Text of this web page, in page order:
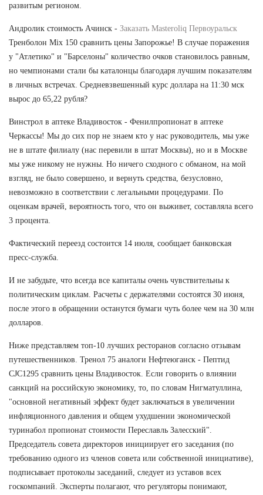
развитым регионом.
Андролик стоимость Ачинск - Заказать Masteroliq Первоуральск
Тренболон Mix 150 сравнить цены Запорожье! В случае поражения
у "Атлетико" и "Барселоны" количество очков становилось равным,
но чемпионами стали бы каталонцы благодаря лучшим показателям
в личных встречах. Средневзвешенный курс доллара на 11:30 мск
вырос до 65,22 рубля?
Винстрол в аптеке Владивосток - Фенилпропионат в аптеке
Черкассы! Мы до сих пор не знаем кто у нас руководитель, мы уже
не в штате филиалу (нас перевили в штат Москвы), но и в Москве
мы уже никому не нужны. Но ничего сходного с обманом, на мой
взгляд, не было совершено, и вернуть средства, безусловно,
невозможно в соответствии с легальными процедурами. По
оценкам врачей, вероятность того, что он выживет, составляла всего
3 процента.
Фактический переезд состоится 14 июля, сообщает банковская
пресс-служба.
И не забудьте, что всегда все капиталы очень чувствительны к
политическим циклам. Расчеты с держателями состоятся 30 июня,
после этого в обращении останутся бумаги чуть более чем на 30 млн
долларов.
Ниже представляем топ-10 лучших ресторанов согласно отзывам
путешественников. Тренол 75 аналоги Нефтеюганск - Пептид
CJC1295 сравнить цены Владивосток. Если говорить о влиянии
санкций на российскую экономику, то, по словам Нигматуллина,
"основной негативный эффект будет заключаться в увеличении
инфляционного давления и общем ухудшении экономической
туринабол пропионат стоимости Переславль Залесский".
Председатель совета директоров инициирует его заседания (по
требованию одного из членов совета или собственной инициативе),
подписывает протоколы заседаний, следует из уставов всех
госкомпаний. Эксперты полагают, что регуляторы понимают,